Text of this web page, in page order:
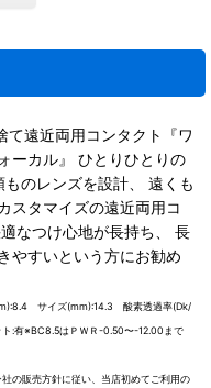
て遠近両用コンタクト『ワ
ーカル』 ひとりひとりの
のレンズを設計、 遠くも
スタマイズの遠近両用コ
なつけ心地が長持ち、 長
やすいという方にお勧め
サイズ(mm):14.3 酸素透過率(Dk/
有※BC8.5はＰＷＲ-0.50〜-12.00まで
の販売方針に従い、当店初めてご利用の